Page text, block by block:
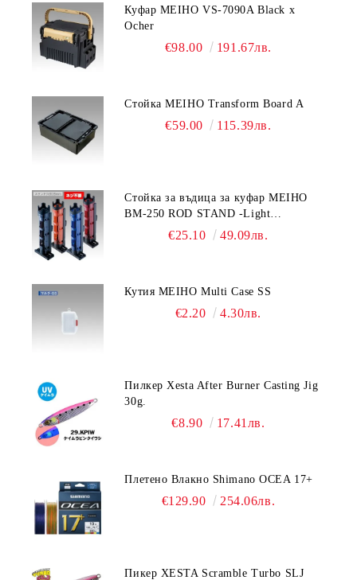
Куфар MEIHO VS-7090A Black x
Ocher
€98.00 191.67лв.
Стойка MEIHO Transform Board A
€59.00 115.39лв.
Стойка за въдица за куфар MEIHO
BM-250 ROD STAND -Light
Blue/Black color
€25.10 49.09лв.
Кутия MEIHO Multi Case SS
€2.20 4.30лв.
Пилкер Xesta After Burner Casting Jig
30g.
€8.90 17.41лв.
Плетено Влакно Shimano OCEA 17+
€129.90 254.06лв.
Пикер XESTA Scramble Turbo SLJ